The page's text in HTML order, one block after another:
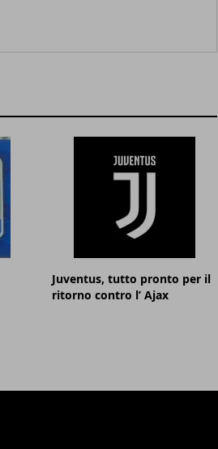
Juventus, tutto pronto per il
ritorno contro l’ Ajax